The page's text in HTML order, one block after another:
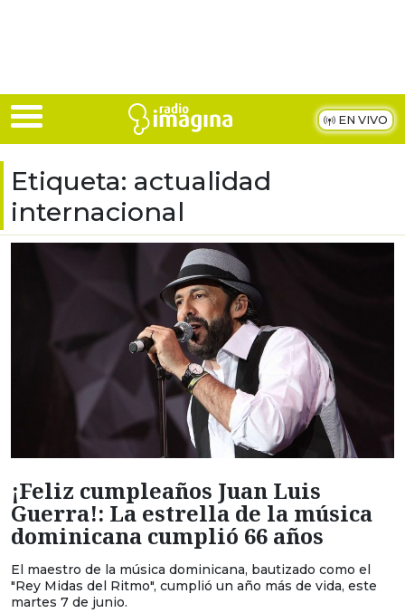
EN VIVO
Etiqueta: actualidad
internacional
¡Feliz cumpleaños Juan Luis
Guerra!: La estrella de la música
dominicana cumplió 66 años
El maestro de la música dominicana, bautizado como el
"Rey Midas del Ritmo", cumplió un año más de vida, este
martes 7 de junio.